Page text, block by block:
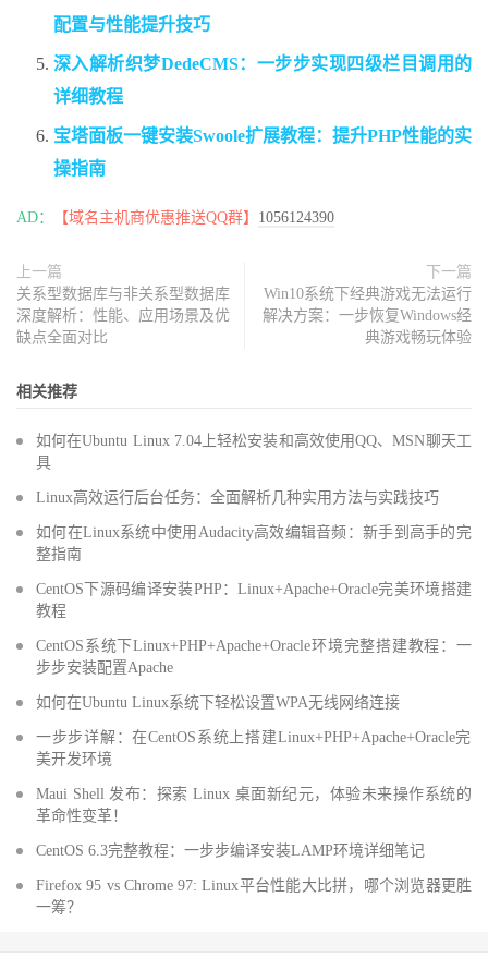
配置与性能提升技巧
深入解析织梦DedeCMS：一步步实现四级栏目调用的
详细教程
宝塔面板一键安装Swoole扩展教程：提升PHP性能的实
操指南
AD： 【域名主机商优惠推送QQ群】 1056124390
上一篇
关系型数据库与非关系型数据库
深度解析：性能、应用场景及优
缺点全面对比
下一篇
Win10系统下经典游戏无法运行
解决方案：一步恢复Windows经
典游戏畅玩体验
相关推荐
如何在Ubuntu Linux 7.04上轻松安装和高效使用QQ、MSN聊天工
具
Linux高效运行后台任务：全面解析几种实用方法与实践技巧
如何在Linux系统中使用Audacity高效编辑音频：新手到高手的完
整指南
CentOS下源码编译安装PHP：Linux+Apache+Oracle完美环境搭建
教程
CentOS系统下Linux+PHP+Apache+Oracle环境完整搭建教程：一
步步安装配置Apache
如何在Ubuntu Linux系统下轻松设置WPA无线网络连接
一步步详解：在CentOS系统上搭建Linux+PHP+Apache+Oracle完
美开发环境
Maui Shell 发布：探索 Linux 桌面新纪元，体验未来操作系统的
革命性变革！
CentOS 6.3完整教程：一步步编译安装LAMP环境详细笔记
Firefox 95 vs Chrome 97: Linux平台性能大比拼，哪个浏览器更胜
一筹？